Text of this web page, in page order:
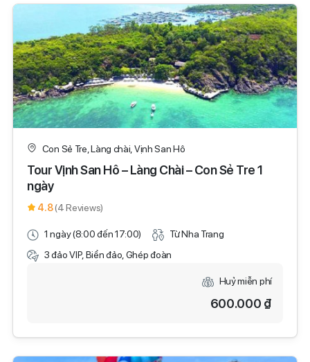
Con Sẻ Tre, Làng chài, Vịnh San Hô
Tour Vịnh San Hô – Làng Chài – Con Sẻ Tre 1
ngày
4.8(4 Reviews)
1 ngày (8:00 đến 17:00)
Từ Nha Trang
3 đảo VIP, Biển đảo, Ghép đoàn
Huỷ miễn phí
600.000 ₫